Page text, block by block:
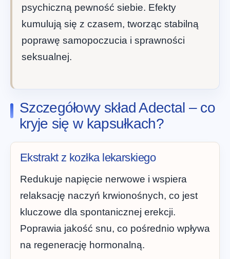
psychiczną pewność siebie. Efekty
kumulują się z czasem, tworząc stabilną
poprawę samopoczucia i sprawności
seksualnej.
Szczegółowy skład Adectal – co
kryje się w kapsułkach?
Ekstrakt z kozłka lekarskiego
Redukuje napięcie nerwowe i wspiera
relaksację naczyń krwionośnych, co jest
kluczowe dla spontanicznej erekcji.
Poprawia jakość snu, co pośrednio wpływa
na regenerację hormonalną.